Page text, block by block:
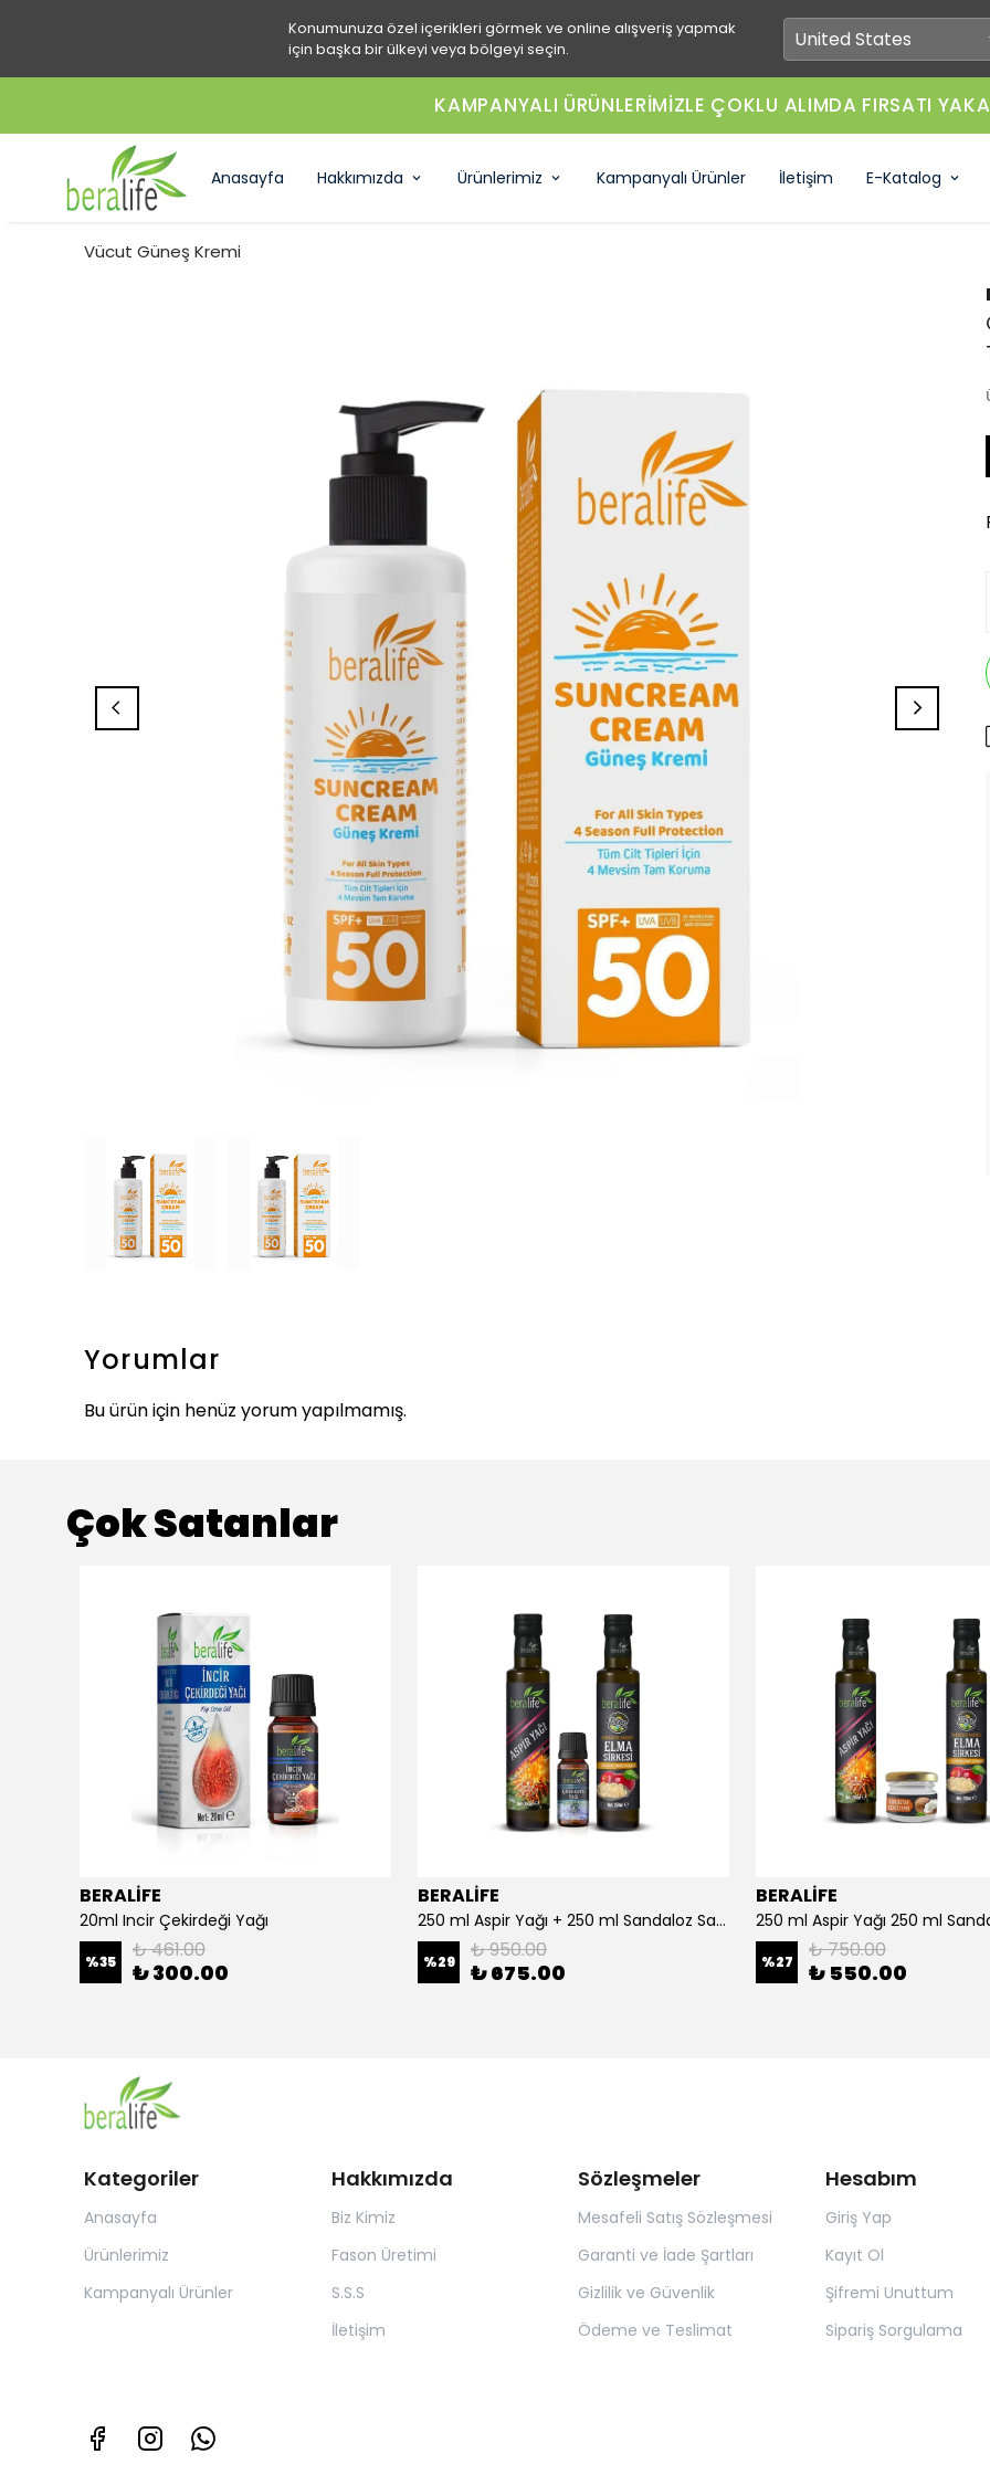
Konumunuza özel içerikleri görmek ve online alışveriş yapmak
için başka bir ülkeyi veya bölgeyi seçin.
KAMPANYALI ÜRÜNLERİMİZLE ÇOKLU ALIMDA FIRSATI
Anasayfa Hakkımızda Ürünlerimiz Kampanyalı Ürünler İletişim E-Katalog
Vücut Güneş Kremi
Yorumlar
Bu ürün için henüz yorum yapılmamış.
Çok Satanlar
BERALİFE
20ml Incir Çekirdeği Yağı
%35 ₺ 461.00
₺ 300.00
BERALİFE
250 ml Aspir Yağı + 250 ml Sandaloz Sakızlı Elma Sirkesi + 20 ml Çörek Otu Yağı
%29 ₺ 950.00
₺ 675.00
BERALİFE
%27 ₺ 750.00
₺ 550.00
Kategoriler
Anasayfa
Ürünlerimiz
Kampanyalı Ürünler
Hakkımızda
Biz Kimiz
Fason Üretimi
S.S.S
İletişim
Sözleşmeler
Mesafeli Satış Sözleşmesi
Garanti ve İade Şartları
Gizlilik ve Güvenlik
Ödeme ve Teslimat
Hesabım
Giriş Yap
Kayıt Ol
Şifremi Unuttum
Sipariş Sorgulama